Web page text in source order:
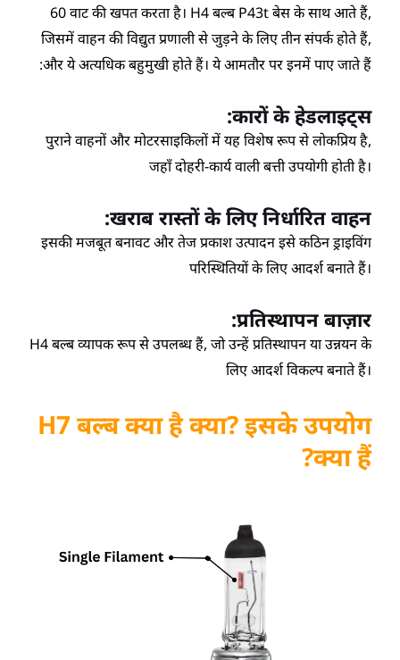
60 वाट की खपत करता है। H4 बल्ब P43t बेस के साथ आते हैं,
जिसमें वाहन की विद्युत प्रणाली से जुड़ने के लिए तीन संपर्क होते हैं,
और ये अत्यधिक बहुमुखी होते हैं। ये आमतौर पर इनमें पाए जाते हैं:
कारों के हेडलाइट्स:
पुराने वाहनों और मोटरसाइकिलों में यह विशेष रूप से लोकप्रिय है,
जहाँ दोहरी-कार्य वाली बत्ती उपयोगी होती है।
खराब रास्तों के लिए निर्धारित वाहन:
इसकी मजबूत बनावट और तेज प्रकाश उत्पादन इसे कठिन ड्राइविंग
परिस्थितियों के लिए आदर्श बनाते हैं।
प्रतिस्थापन बाज़ार:
H4 बल्ब व्यापक रूप से उपलब्ध हैं, जो उन्हें प्रतिस्थापन या उन्नयन के
लिए आदर्श विकल्प बनाते हैं।
H7 बल्ब क्या हैक्या?इसके उपयोग
क्या हैं?